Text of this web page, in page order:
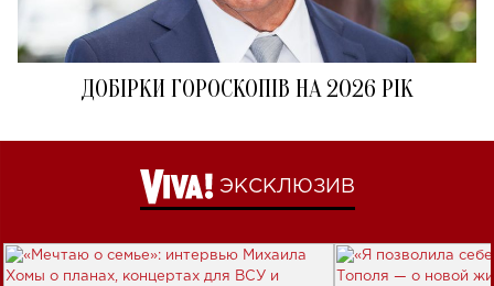
ДОБІРКИ ГОРОСКОПІВ НА 2026 РІК
ЭКСКЛЮЗИВ